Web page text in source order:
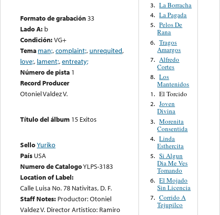
Formato de grabación33
Lado A: b
Condición:VG+
Tema man;,complaint;, unrequited,
love;, lament;,entreaty;
Número de pista 1
Record Producer
Otoniel Valdez V.
Título del álbum 15 Exitos
SelloYuriko
País USA
Numero de CatalogoYLPS-3183
Location of Label:
Calle Luisa No. 78 Nativitas, D. F.
Staff Notes: Productor: Otoniel
Valdez V. Director Artistico: Ramiro
3. La Borracha
4. La Pagada
5. Pelos De
Rana
6. Tragos
Amargos
7. Alfredo
Cortes
8. Los
Mantenidos
1. El Torcido
2. Joven
Divina
3. Morenita
Consentida
4. Linda
Esthercita
5. Si Algun
Dia Me Ves
Tomando
6. El Mojado
Sin Licencia
7. Corrido A
Tejupilco